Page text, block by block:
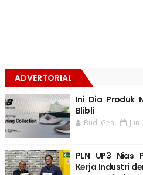
ADVERTORIAL
Ini Dia Produk
Blibli
Budi Gea Jun
PLN UP3 Nias
Kerja Industri